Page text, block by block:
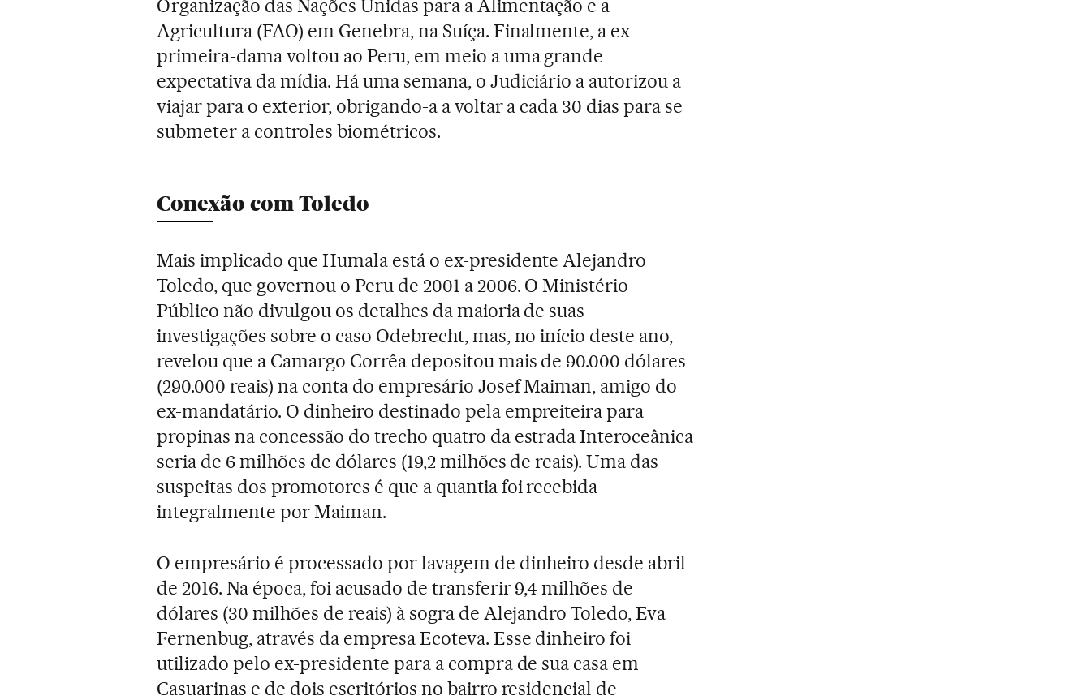
Organização das Nações Unidas para a Alimentação e a
Agricultura (FAO) em Genebra, na Suíça. Finalmente, a ex-
primeira-dama voltou ao Peru, em meio a uma grande
expectativa da mídia. Há uma semana, o Judiciário a autorizou a
viajar para o exterior, obrigando-a a voltar a cada 30 dias para se
submeter a controles biométricos.
Conexão com Toledo
Mais implicado que Humala está o ex-presidente Alejandro
Toledo, que governou o Peru de 2001 a 2006. O Ministério
Público não divulgou os detalhes da maioria de suas
investigações sobre o caso Odebrecht, mas, no início deste ano,
revelou que a Camargo Corrêa depositou mais de 90.000 dólares
(290.000 reais) na conta do empresário Josef Maiman, amigo do
ex-mandatário. O dinheiro destinado pela empreiteira para
propinas na concessão do trecho quatro da estrada Interoceânica
seria de 6 milhões de dólares (19,2 milhões de reais). Uma das
suspeitas dos promotores é que a quantia foi recebida
integralmente por Maiman.
O empresário é processado por lavagem de dinheiro desde abril
de 2016. Na época, foi acusado de transferir 9,4 milhões de
dólares (30 milhões de reais) à sogra de Alejandro Toledo, Eva
Fernenbug, através da empresa Ecoteva. Esse dinheiro foi
utilizado pelo ex-presidente para a compra de sua casa em
Casuarinas e de dois escritórios no bairro residencial de